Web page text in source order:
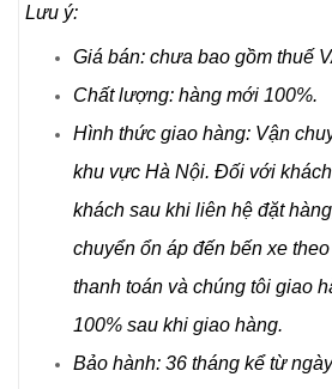
Lưu ý:
Giá bán: chưa bao gồm thuế
Chất lượng: hàng mới 100%.
Hình thức giao hàng: Vận
khu vực Hà Nội. Đối với
khách sau khi liên hệ đặt
chuyển ổn áp đến bến xe
thanh toán và chúng tôi giao
100% sau khi giao hàng.
Bảo hành: 36 tháng kể từ